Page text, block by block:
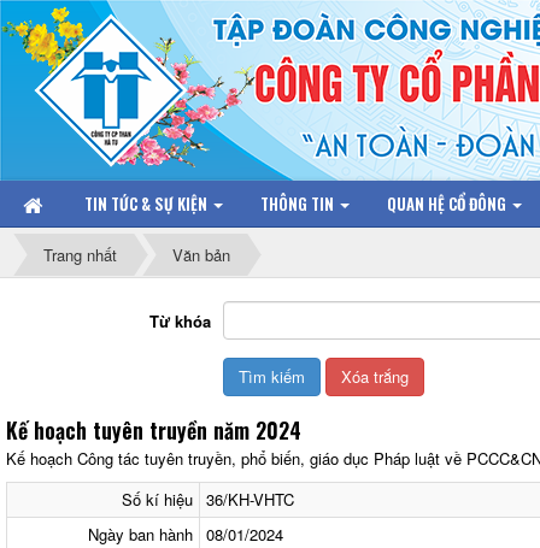
TIN TỨC & SỰ KIỆN THÔNG TIN QUAN HỆ CỔ ĐÔNG
Trang nhất Văn bản
Từ khóa
Kế hoạch tuyên truyền năm 2024
Kế hoạch Công tác tuyên truyền, phổ biến, giáo dục Pháp luật về
Số kí hiệu 36/KH-VHTC
Ngày ban hành 08/01/2024